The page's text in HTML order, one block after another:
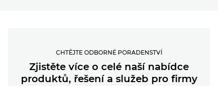
CHTĚJTE ODBORNÉ PORADENSTVÍ
Zjistěte více o celé naší nabídce
produktů, řešení a služeb pro firmy